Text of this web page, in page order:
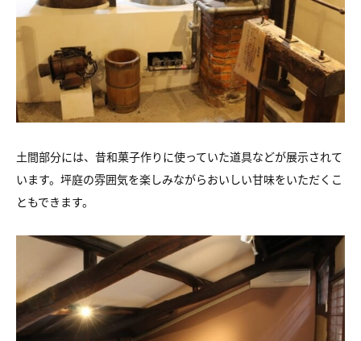
土間部分には、昔和菓子作りに使っていた道具などが展示されて
います。坪庭の雰囲気を楽しみながらおいしい甘味をいただくこ
ともできます。